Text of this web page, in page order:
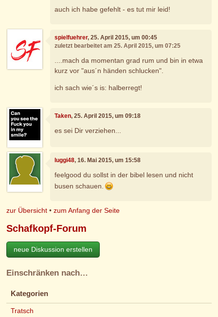
auch ich habe gefehlt - es tut mir leid!
spielfuehrer, 25. April 2015, um 00:45
zuletzt bearbeitet am 25. April 2015, um 07:25
....mach da momentan grad rum und bin in etwa
kurz vor "aus´n händen schlucken".
ich sach wie´s is: halberregt!
Taken, 25. April 2015, um 09:18
es sei Dir verziehen...
luggi48, 16. Mai 2015, um 15:58
feelgood du sollst in der bibel lesen und nicht
busen schauen.
zur Übersicht •zum Anfang der Seite
Schafkopf-Forum
neue Diskussion erstellen
Einschränken nach…
Kategorien
Tratsch